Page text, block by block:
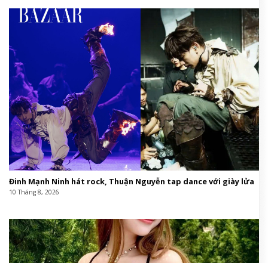
Đinh Mạnh Ninh hát rock, Thuận Nguyễn tap dance với giày lửa
10 Tháng 8, 2026